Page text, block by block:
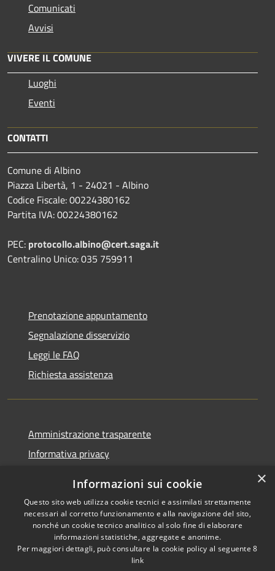
Comunicati
Avvisi
VIVERE IL COMUNE
Luoghi
Eventi
CONTATTI
Comune di Albino
Piazza Libertà, 1 - 24021 - Albino
Codice Fiscale: 00224380162
Partita IVA: 00224380162
PEC: protocollo.albino@cert.saga.it
Centralino Unico: 035 759911
Prenotazione appuntamento
Segnalazione disservizio
Leggi le FAQ
Richiesta assistenza
Amministrazione trasparente
Informativa privacy
Dichiarazione di accessibilità
RSS
Copyright © 2026 • Comune di
×
Informazioni sui cookie
Questo sito web utilizza cookie tecnici e assimilati strettamente
necessari al corretto funzionamento e alla navigazione del sito,
nonché un cookie tecnico analitico al solo fine di elaborare
informazioni statistiche, aggregate e anonime.
Per maggiori dettagli, può consultare la cookie policy al seguente8
link